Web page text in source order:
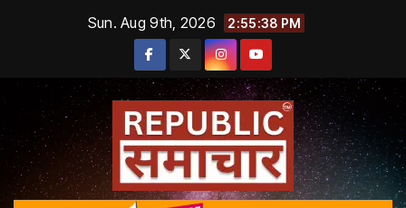
Sun. Aug 9th, 2026 2:55:39 PM